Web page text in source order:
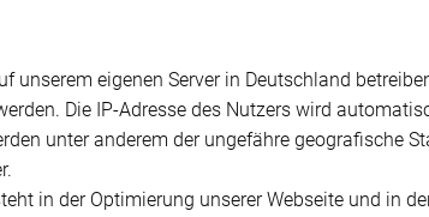
unserem eigenen Server in Deutschland
Die IP-Adresse des Nutzers wird
unter anderem der ungefähre geografische
in der Optimierung unserer Webseite und in